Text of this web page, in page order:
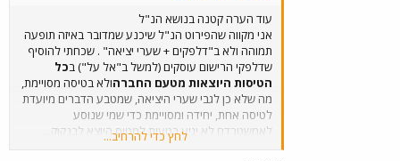
עוד הערה קטנה בנושא הנ"ל
אני מקווה שהפירוט הנ"ל שיכנע שמדובר באיזה תופעה
תמוהה ולא ב"דלפקים + שערי יציאה" . שכחתי להוסיף
שדלפקי הרישום עוסקים (למשל ב"אל על") בכל
הטיסות היוצאות מטעם החברהולא בטיסה מסויימת,
מה שלא כן לגבי שערי היציאה, שמטבע הדברים מיועדת
לטיסה אחת, יחידה ומסויימת כדי שמי שנוסע
לאמשטרדם לא יגיע בטעות למטוס היוצא לבנקוק...
מעניין לשמוע את תגובת ראשי "מינהל התעופה
לחץ כדי להרחיב...